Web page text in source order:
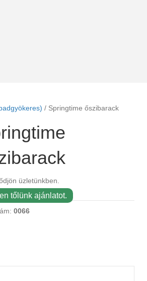
/ Springtime őszibarack
üzletünkben.
tőlünk ajánlatot.
0066